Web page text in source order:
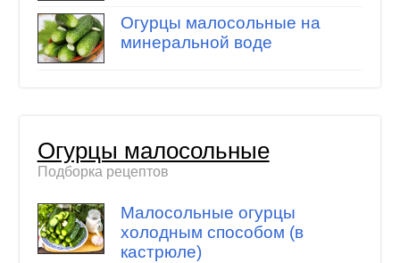
Огурцы малосольные на
минеральной воде
Огурцы малосольные
Подборка рецептов
Малосольные огурцы
холодным способом (в
кастрюле)